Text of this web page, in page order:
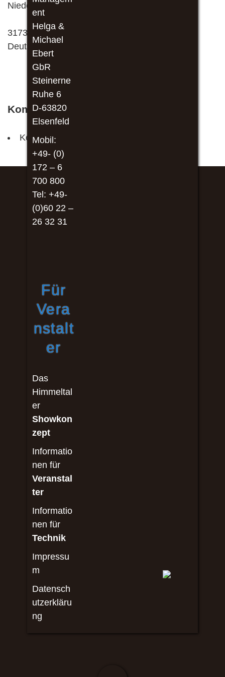
Niedersachsen
31737
Deutschland
Kommende Veranstaltungen
Keine Veranstaltungen an diesem Ort
ent
Helga &
Michael
Ebert
GbR
Steinerne
Ruhe 6
D-63820
Elsenfeld
Mobil:
+49- (0)
172 – 6
700 800
Tel: +49-
(0)60 22 –
26 32 31
Für
Vera
nstalt
er
Das
Himmeltal
er
Showkon
zept
Informatio
nen für
Veranstal
ter
Informatio
nen für
Technik
Impressu
m
Datensch
utzerkläru
ng